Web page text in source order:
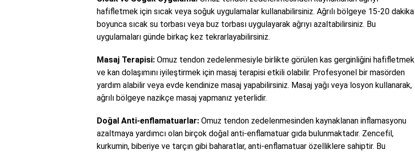
hafifletmek için sıcak veya soğuk uygulamalar kullanabilirsiniz. Ağrılı bölgeye 15-20 dakika
boyunca sıcak su torbası veya buz torbası uygulayarak ağrıyı azaltabilirsiniz. Bu
uygulamaları günde birkaç kez tekrarlayabilirsiniz.
Masaj Terapisi: Omuz tendon zedelenmesiyle birlikte görülen kas gerginliğini hafifletmek
ve kan dolaşımını iyileştirmek için masaj terapisi etkili olabilir. Profesyonel bir masörden
yardım alabilir veya evde kendinize masaj yapabilirsiniz. Masaj yağı veya losyon kullanarak,
ağrılı bölgeye nazikçe masaj yapmanız yeterlidir.
Doğal Anti-enflamatuarlar: Omuz tendon zedelenmesinden kaynaklanan inflamasyonu
azaltmaya yardımcı olan birçok doğal anti-enflamatuar gıda bulunmaktadır. Zencefil,
kurkumin, biberiye ve tarçın gibi baharatlar, anti-enflamatuar özelliklere sahiptir. Bu